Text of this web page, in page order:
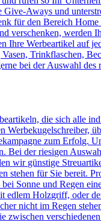
Aways und
für den Bereich
verschenken,
Werbeartikel auf
Trinkflaschen,
bei der Auswahl
die sich alle
zum Erfolg.
Bei der riesigen
wir günstige
stehen für Sie bereit.
Sonne und Regen
edlem Holzgriff, oder
nicht im Regen
zwischen